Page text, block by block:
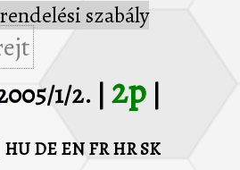
szabály
1/2. | 2p
| HUDEENFRHRSK